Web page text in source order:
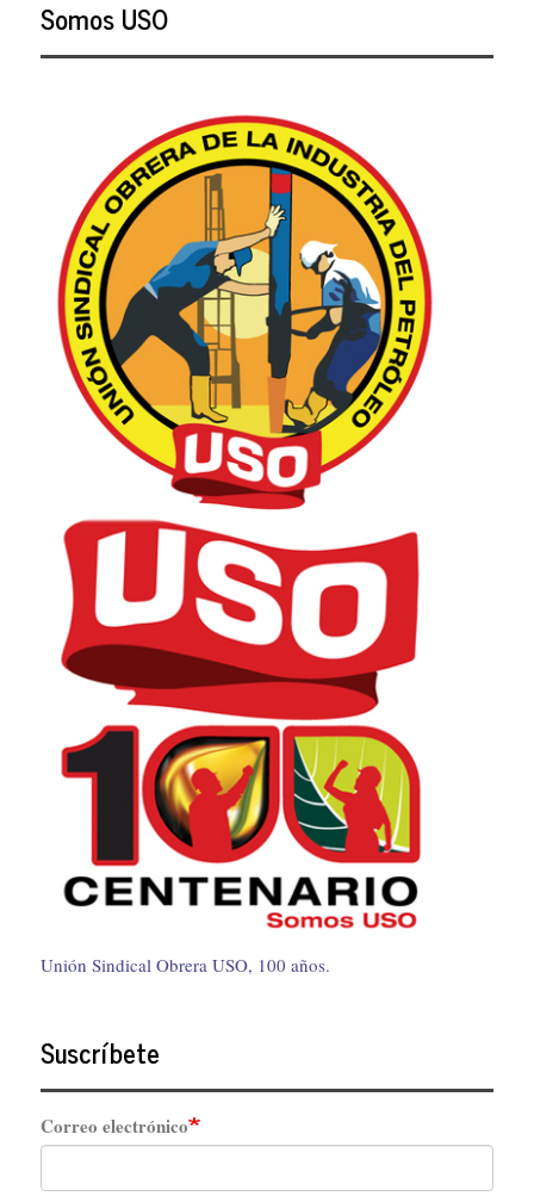
Somos USO
Unión Sindical Obrera USO, 100 años.
Suscríbete
Correo electrónico